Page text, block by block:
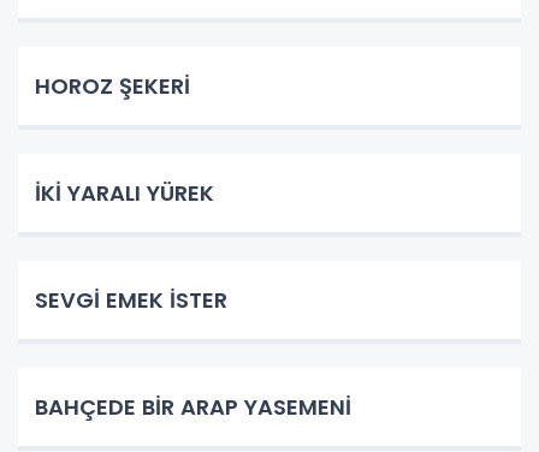
HOROZ ŞEKERİ
İKİ YARALI YÜREK
SEVGİ EMEK İSTER
BAHÇEDE BİR ARAP YASEMENİ